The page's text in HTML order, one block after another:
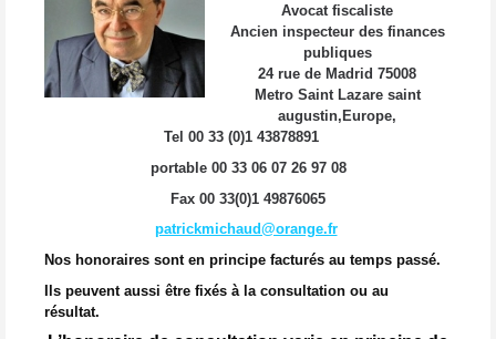
Avocat fiscaliste
Ancien inspecteur des finances
publiques
24 rue de Madrid 75008
Metro Saint Lazare saint
augustin,Europe,
Tel 00 33 (0)1 43878891
portable 00 33 06 07 26 97 08
Fax 00 33(0)1 49876065
patrickmichaud@orange.fr
Nos honoraires sont en principe facturés au temps passé.
Ils peuvent aussi être fixés à la consultation ou au
résultat.